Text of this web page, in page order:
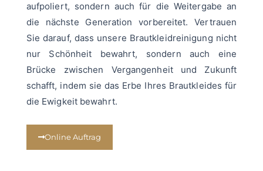
aufpoliert, sondern auch für die Weitergabe an
die nächste Generation vorbereitet. Vertrauen
Sie darauf, dass unsere Brautkleidreinigung nicht
nur Schönheit bewahrt, sondern auch eine
Brücke zwischen Vergangenheit und Zukunft
schafft, indem sie das Erbe Ihres Brautkleides für
die Ewigkeit bewahrt.
Online Auftrag